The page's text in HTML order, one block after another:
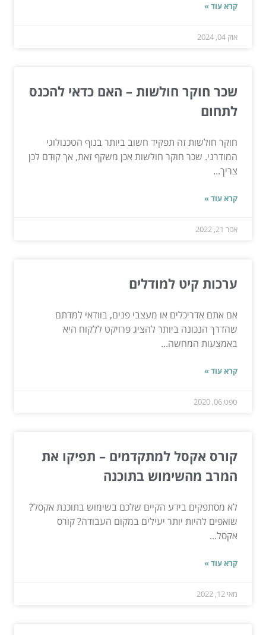
קרא עוד »
אוק 04, 2024
שכר חוקר חולשות – האם כדאי להכנס
לתחום
חוקר חולשות זה תפקיד חשוב ביותר בנוף הטכנולוגי
המודרני. שכר חוקר חולשות אכן משקף זאת, אך קודם לכן
צריך...
קרא עוד »
אפר 21, 2022
ערכות קיט למודלים
אם אתם אדריכלים או מעצבי פנים, בוודאי למדתם
שהדרך הנכונה ביותר להציג פרויקט ללקוח היא
באמצעות המחשה...
קרא עוד »
ספט 06, 2020
קורס אקסל למתקדמים – תפיקו את
המרב מהשימוש בתוכנה
לא מסתפקים בידע הקיים שלכם בשימוש בתוכנת אקסל?
שואפים להיות יותר יעילים במקום העבודה? קורס
אקסל...
קרא עוד »
מאי 12, 2022